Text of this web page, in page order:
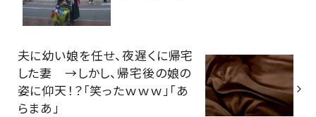
夫に幼い娘を任せ、夜遅くに帰宅
した妻 →しかし、帰宅後の娘の
姿に仰天！？「笑ったｗｗｗ」「あ
らまあ」